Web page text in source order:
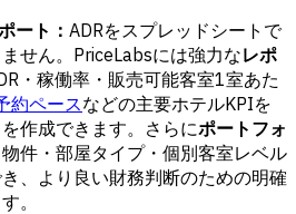
ート： ADRをスプレッドシートで
せん。PriceLabsには強力なレポ
・稼働率・販売可能客室1室あた
約ペースなどの主要ホテルKPIを
作成できます。さらにポートフォ
件・部屋タイプ・個別客室レベル
、より良い財務判断のための明確
。